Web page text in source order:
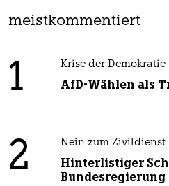
meistkommentiert
1 Krise der Demokratie
AfD-Wählen als
2 Nein zum Zivildienst
Hinterlistiger
Bundesregierung